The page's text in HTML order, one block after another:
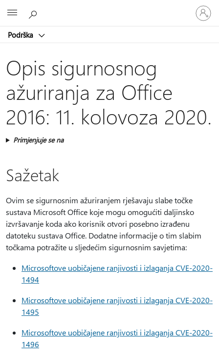
Podrška
Prijavite
se
u
račun
Opis sigurnosnog
ažuriranja za Office
2016: 11. kolovoza 2020.
Primjenjuje se na
Sažetak
Ovim se sigurnosnim ažuriranjem rješavaju slabe točke
sustava Microsoft Office koje mogu omogućiti daljinsko
izvršavanje koda ako korisnik otvori posebno izrađenu
datoteku sustava Office. Dodatne informacije o tim slabim
točkama potražite u sljedećim sigurnosnim savjetima:
Microsoftove uobičajene ranjivosti i izlaganja CVE-2020-
1494
Microsoftove uobičajene ranjivosti i izlaganja CVE-2020-
1495
Microsoftove uobičajene ranjivosti i izlaganja CVE-2020-
1496